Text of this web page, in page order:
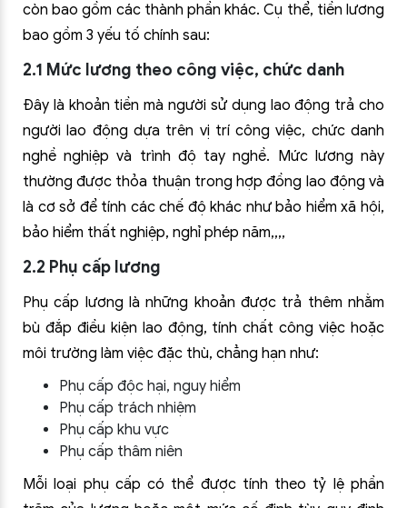
còn bao gồm các thành phần khác. Cụ thể, tiền lương
bao gồm 3 yếu tố chính sau:
2.1 Mức lương theo công việc, chức danh
Đây là khoản tiền mà người sử dụng lao động trả cho
người lao động dựa trên vị trí công việc, chức danh
nghề nghiệp và trình độ tay nghề. Mức lương này
thường được thỏa thuận trong hợp đồng lao động và
là cơ sở để tính các chế độ khác như bảo hiểm xã hội,
bảo hiểm thất nghiệp, nghỉ phép năm,,,,
2.2 Phụ cấp lương
Phụ cấp lương là những khoản được trả thêm nhằm
bù đắp điều kiện lao động, tính chất công việc hoặc
môi trường làm việc đặc thù, chẳng hạn như:
Phụ cấp độc hại, nguy hiểm
Phụ cấp trách nhiệm
Phụ cấp khu vực
Phụ cấp thâm niên
Mỗi loại phụ cấp có thể được tính theo tỷ lệ phần